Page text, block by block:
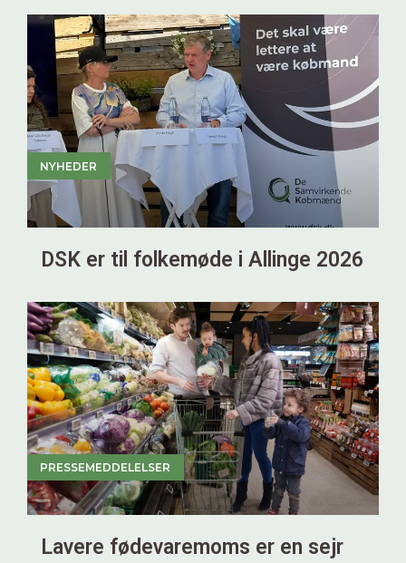
NYHEDER
DSK er til folkemøde i Allinge 2026
PRESSEMEDDELELSER
Lavere fødevaremoms er en sejr